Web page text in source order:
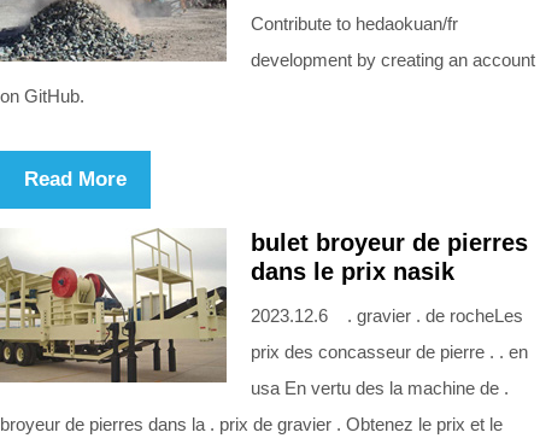
Contribute to hedaokuan/fr
development by creating an account
on GitHub.
Read More
bulet broyeur de pierres
dans le prix nasik
2023.12.6 . gravier . de rocheLes
prix des concasseur de pierre . . en
usa En vertu des la machine de .
broyeur de pierres dans la . prix de gravier . Obtenez le prix et le